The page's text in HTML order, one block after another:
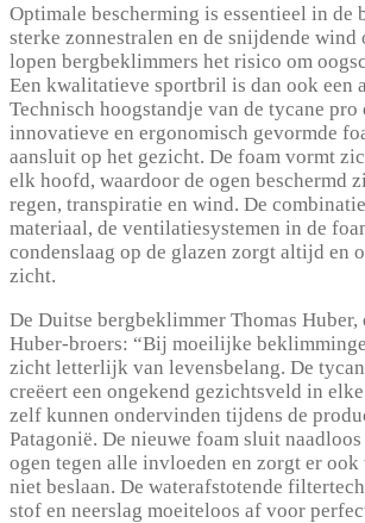
Optimale bescherming is essentieel in de
sterke zonnestralen en de snijdende wind
lopen bergbeklimmers het risico om
Een kwalitatieve sportbril is dan ook een
Technisch hoogstandje van de tycane pro
innovatieve en ergonomisch gevormde
aansluit op het gezicht. De foam vormt
elk hoofd, waardoor de ogen beschermd
regen, transpiratie en wind. De
materiaal, de ventilatiesystemen in de
condenslaag op de glazen zorgt altijd en
zicht.
De Duitse bergbeklimmer Thomas Huber,
Huber-broers: “Bij moeilijke
zicht letterlijk van levensbelang. De
creëert een ongekend gezichtsveld in
zelf kunnen ondervinden tijdens de
Patagonië. De nieuwe foam sluit naadloos
ogen tegen alle invloeden en zorgt er ook
niet beslaan. De waterafstotende
stof en neerslag moeiteloos af voor